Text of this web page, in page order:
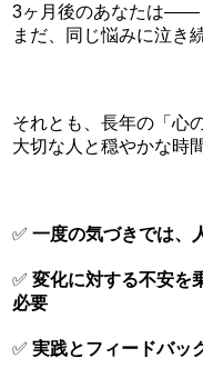
3ヶ月後のあなたは――
まだ、同じ悩みに泣き
それとも、長年の「心
大切な人と穏やかな時
✅一度の気づきでは、
✅変化に対する不安を
必要
✅実践とフィードバッ